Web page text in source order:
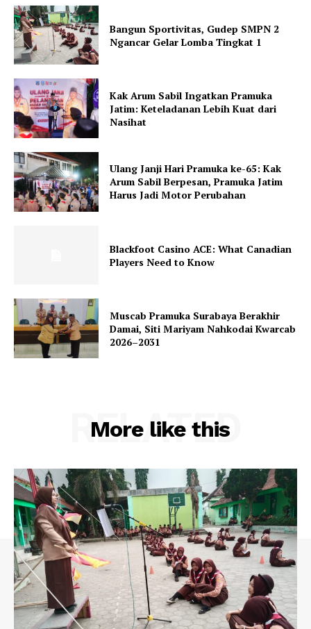
Bangun Sportivitas, Gudep SMPN 2
Ngancar Gelar Lomba Tingkat 1
Kak Arum Sabil Ingatkan Pramuka
Jatim: Keteladanan Lebih Kuat dari
Nasihat
Ulang Janji Hari Pramuka ke-65: Kak
Arum Sabil Berpesan, Pramuka Jatim
Harus Jadi Motor Perubahan
Blackfoot Casino ACE: What Canadian
Players Need to Know
Muscab Pramuka Surabaya Berakhir
Damai, Siti Mariyam Nahkodai Kwarcab
2026–2031
More like this
RELATED